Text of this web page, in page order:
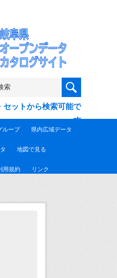
セットから検索可能で
す
ループ 県内広域データ
地図で見る
用規約 リンク